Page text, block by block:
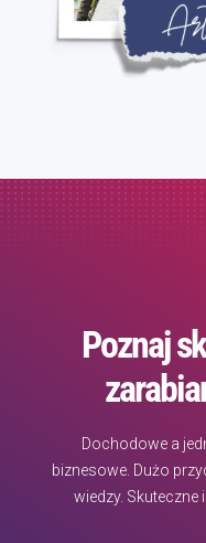
Poznaj
Dochodowe a
biznesowe. Dużo
wiedzy. Skuteczne